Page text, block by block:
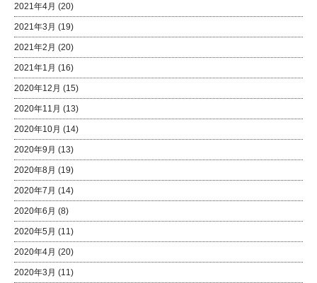
2021年4月 (20)
2021年3月 (19)
2021年2月 (20)
2021年1月 (16)
2020年12月 (15)
2020年11月 (13)
2020年10月 (14)
2020年9月 (13)
2020年8月 (19)
2020年7月 (14)
2020年6月 (8)
2020年5月 (11)
2020年4月 (20)
2020年3月 (11)